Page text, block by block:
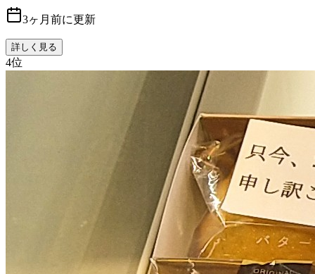
3ヶ月前に更新
詳しく見る
4位